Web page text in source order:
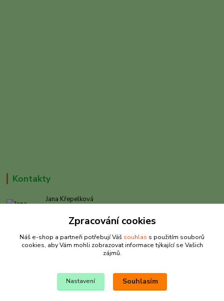
Kontakty
Jana Křepelková
(Po-Pá, 9-17 hod. , So 9-12 hod.)
info@rybarkrepelkova.cz
Zpracování cookies
Náš e-shop a partneři potřebují Váš souhlas s použitím souborů
cookies, aby Vám mohli zobrazovat informace týkající se Vašich
zájmů.
Nastavení Souhlasím